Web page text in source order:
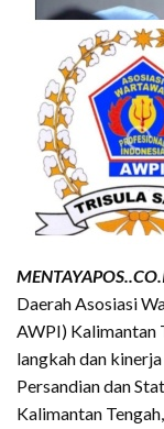
Daerah Asosiasi
AWPI) Kalimantan
langkah dan
Persandian dan
Kalimantan